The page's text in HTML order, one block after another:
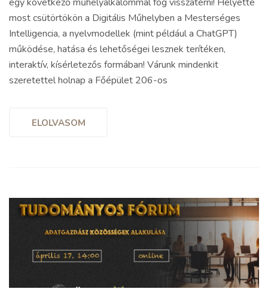
most csütörtökön a Digitális Műhelyben a Mesterséges
Intelligencia, a nyelvmodellek (mint például a ChatGPT)
működése, hatása és lehetőségei lesznek terítéken,
interaktív, kísérletezős formában! Várunk mindenkit
szeretettel holnap a Főépület 206-os
ELOLVASOM